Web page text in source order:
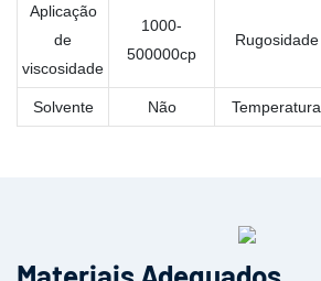
Aplicação
de
viscosidade
1000-
500000cp
Rugosidade
Solvente Não Temperatura